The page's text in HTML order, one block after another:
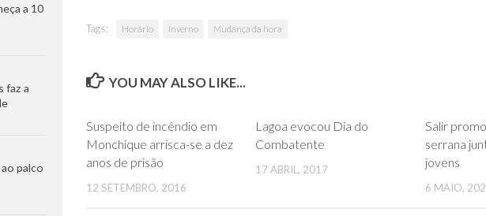
Tags: Horário Inverno Mudança da hora
YOU MAY ALSO LIKE...
Suspeito de incêndio em
Monchique arrisca-se a dez
anos de prisão
12 SETEMBRO, 2016
Lagoa evocou Dia do
Combatente
17 ABRIL, 2017
Salir
serrana
jovens
6 MAIO,
a 10
faz a
palco